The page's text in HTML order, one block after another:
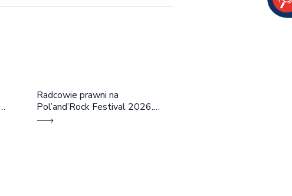
Radcowie prawni na
Pol’and’Rock Festival 2026.
Cztery dni rozmów, edukacji i